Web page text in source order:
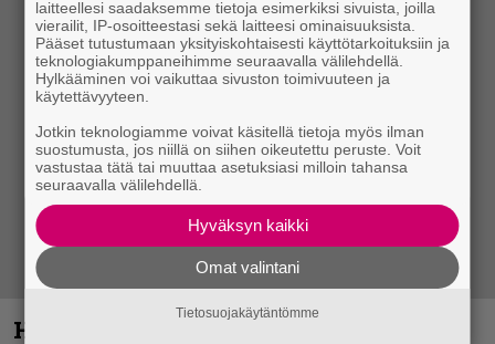
Helloween- ja Gamma Ray -mies Kai
laitteellesi saadaksemme tietoja esimerkiksi sivuista, joilla
vierailit, IP-osoitteestasi sekä laitteesi ominaisuuksista.
Pääset tutustumaan yksityiskohtaisesti käyttötarkoituksiin ja
teknologiakumppaneihimme seuraavalla välilehdellä.
Hylkääminen voi vaikuttaa sivuston toimivuuteen ja
käytettävyyteen.
Jotkin teknologiamme voivat käsitellä tietoja myös ilman
suostumusta, jos niillä on siihen oikeutettu peruste. Voit
vastustaa tätä tai muuttaa asetuksiasi milloin tahansa
seuraavalla välilehdellä.
Hyväksyn kaikki
Omat valintani
Tietosuojakäytäntömme